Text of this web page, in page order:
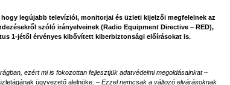
legújabb televíziói, monitorjai és üzleti kijelzői megfelelnek az
szóló irányelveinek (Radio Equipment Directive – RED),
1-jétől érvényes kibővített kiberbiztonsági előírásokat is.
ezért mi is fokozottan fejlesztjük adatvédelmi megoldásainkat–
ügyvezető alelnöke. – Ezzel nemcsak a változó elvárásoknak